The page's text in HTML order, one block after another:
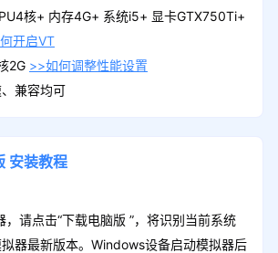
核+ 内存4G+ 系统i5+ 显卡GTX750Ti+
开启VT
2G >>如何调整性能设置
兼容均可
安装教程
请点击“下载电脑版 ”，将识别当前系统
器最新版本。Windows设备启动模拟器后